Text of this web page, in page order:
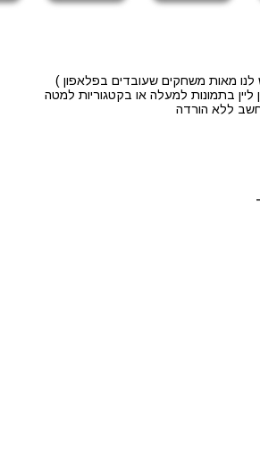
מאות משחקים שעובדים בפלאפון )
בתמונות למעלה או בקטגוריות למטה
ללא הורדה